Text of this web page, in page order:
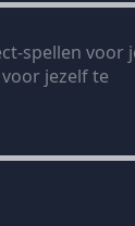
spellen voor
jezelf te